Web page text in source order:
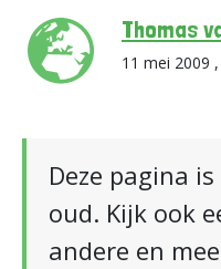
Thomas
11 mei 2009
Deze pagina
oud. Kijk ook
andere en